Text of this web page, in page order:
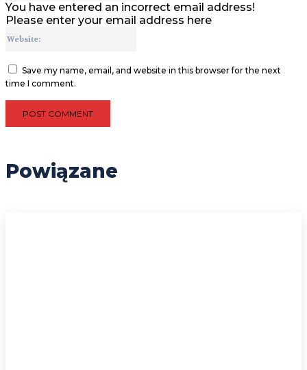
You have entered an incorrect email address!
Please enter your email address here
Save my name, email, and website in this browser for the next
time I comment.
Powiązane